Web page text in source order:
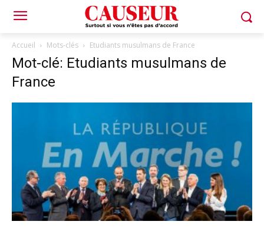
Accueil Mots-clés Etudiants musulmans de France
Mot-clé: Etudiants musulmans de
France